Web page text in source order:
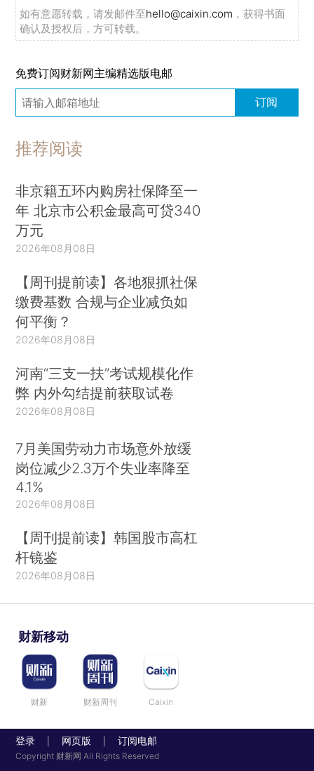
如有意愿转载，请发邮件至hello@caixin.com ，获得书面
确认及授权后，方可转载。
免费订阅财新网主编精选版电邮
订阅
推荐阅读
非京籍五环内购房社保降至一
年 北京市公积金最高可贷340
万元
2026年08月08日
【周刊提前读】各地狠抓社保
缴费基数 合规与企业减负如
何平衡？
2026年08月08日
河南“三支一扶”考试规模化作
弊 内外勾结提前获取试卷
2026年08月08日
7月美国劳动力市场意外放缓
岗位减少2.3万个失业率降至
4.1%
2026年08月08日
【周刊提前读】韩国股市高杠
杆镜鉴
2026年08月08日
财新移动
财新 财新周刊 Caixin
登录 网页版 订阅电邮
Copyright 财新网 All Rights Reserved